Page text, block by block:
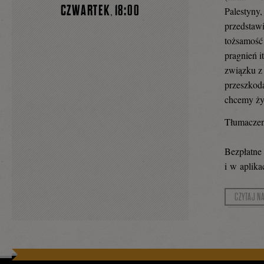
CZWARTEK, 18:00
pragnień
związku
chcemy
i w
CZYTAJ